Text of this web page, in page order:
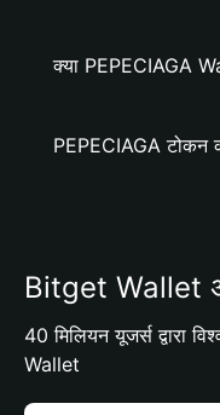
क्या PEPECIAGA
PEPECIAGA टोकन
Bitget Wallet
40 मिलियन यूजर्स द्वारा
Wallet